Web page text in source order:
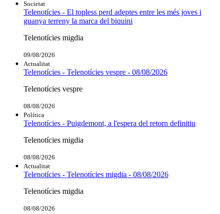
Societat
Telenotícies - El topless perd adeptes entre les més joves i
guanya terreny la marca del biquini
Telenotícies migdia
09/08/2026
Actualitat
Telenotícies - Telenotícies vespre - 08/08/2026
Telenotícies vespre
08/08/2026
Política
Telenotícies - Puigdemont, a l'espera del retorn definitiu
Telenotícies migdia
08/08/2026
Actualitat
Telenotícies - Telenotícies migdia - 08/08/2026
Telenotícies migdia
08/08/2026